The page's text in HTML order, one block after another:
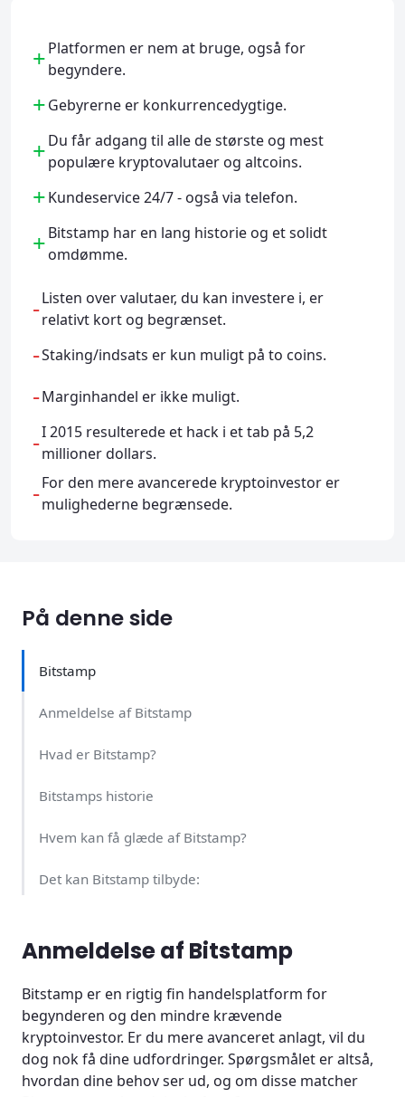
+Platformen er nem at bruge, også for
begyndere.
+Gebyrerne er konkurrencedygtige.
+Du får adgang til alle de største og mest
populære kryptovalutaer og altcoins.
+Kundeservice 24/7 - også via telefon.
+Bitstamp har en lang historie og et solidt
omdømme.
-Listen over valutaer, du kan investere i, er
relativt kort og begrænset.
-Staking/indsats er kun muligt på to coins.
-Marginhandel er ikke muligt.
-I 2015 resulterede et hack i et tab på 5,2
millioner dollars.
-For den mere avancerede kryptoinvestor er
mulighederne begrænsede.
På denne side
Bitstamp
Anmeldelse af Bitstamp
Hvad er Bitstamp?
Bitstamps historie
Hvem kan få glæde af Bitstamp?
Det kan Bitstamp tilbyde:
Bitstamps mere avancerede funktioner
Sådan opretter du dig hos Bitstamp
Sikkerhed og tiltag mod hacking
Sådan beskytter du din kryptovaluta
Anmeldelse af Bitstamp
Bitstamp er en rigtig fin handelsplatform for
begynderen og den mindre krævende
kryptoinvestor. Er du mere avanceret anlagt, vil du
dog nok få dine udfordringer. Spørgsmålet er altså,
hvordan dine behov ser ud, og om disse matcher